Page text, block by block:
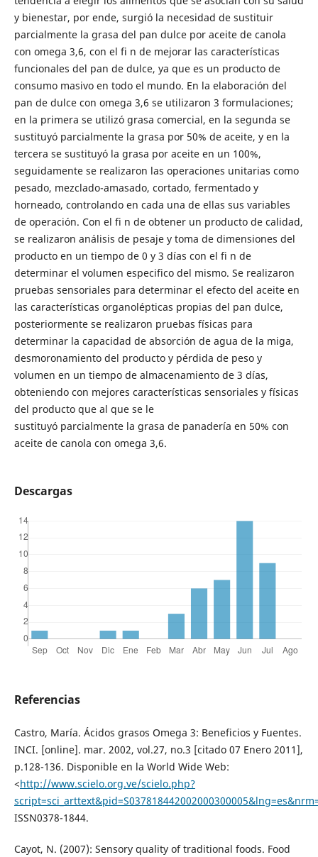
y bienestar, por ende, surgió la necesidad de sustituir
parcialmente la grasa del pan dulce por aceite de canola
con omega 3,6, con el fi n de mejorar las características
funcionales del pan de dulce, ya que es un producto de
consumo masivo en todo el mundo. En la elaboración del
pan de dulce con omega 3,6 se utilizaron 3 formulaciones;
en la primera se utilizó grasa comercial, en la segunda se
sustituyó parcialmente la grasa por 50% de aceite, y en la
tercera se sustituyó la grasa por aceite en un 100%,
seguidamente se realizaron las operaciones unitarias como
pesado, mezclado-amasado, cortado, fermentado y
horneado, controlando en cada una de ellas sus variables
de operación. Con el fi n de obtener un producto de calidad,
se realizaron análisis de pesaje y toma de dimensiones del
producto en un tiempo de 0 y 3 días con el fi n de
determinar el volumen especifico del mismo. Se realizaron
pruebas sensoriales para determinar el efecto del aceite en
las características organolépticas propias del pan dulce,
posteriormente se realizaron pruebas físicas para
determinar la capacidad de absorción de agua de la miga,
desmoronamiento del producto y pérdida de peso y
volumen en un tiempo de almacenamiento de 3 días,
obteniendo con mejores características sensoriales y físicas
del producto que al que se le
sustituyó parcialmente la grasa de panadería en 50% con
aceite de canola con omega 3,6.
Descargas
Referencias
Castro, María. Ácidos grasos Omega 3: Beneficios y Fuentes.
INCI. [online]. mar. 2002, vol.27, no.3 [citado 07 Enero 2011],
p.128-136. Disponible en la World Wide Web:
<http://www.scielo.org.ve/scielo.php?
ISSN0378-1844.
Cayot, N. (2007): Sensory quality of traditional foods. Food